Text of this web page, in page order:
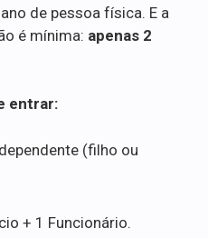
de pessoa física. E a
é mínima: apenas 2
entrar:
(filho ou
+ 1 Funcionário.